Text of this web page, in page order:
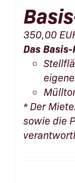
350,00
Das
* Der
sowie die